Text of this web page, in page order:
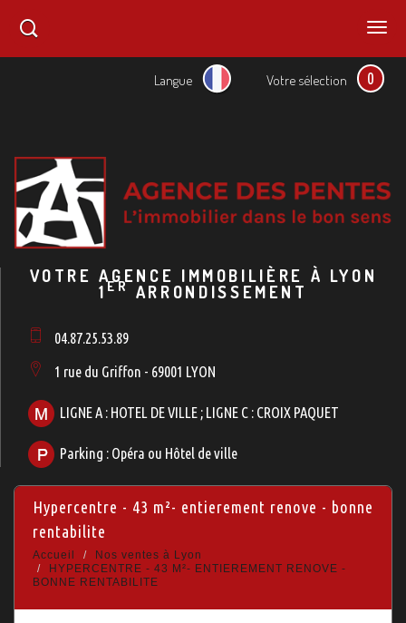
Langue Votre sélection 0
VOTRE AGENCE IMMOBILIÈRE À LYON
1 ER ARRONDISSEMENT
04.87.25.53.89
1 rue du Griffon - 69001 LYON
LIGNE A : HOTEL DE VILLE ; LIGNE C : CROIX PAQUET
Parking : Opéra ou Hôtel de ville
hypercentre - 43 m²- entierement renove - bonne
rentabilite
Accueil
Nos ventes à Lyon
HYPERCENTRE - 43 M²- ENTIEREMENT RENOVE -
BONNE RENTABILITE